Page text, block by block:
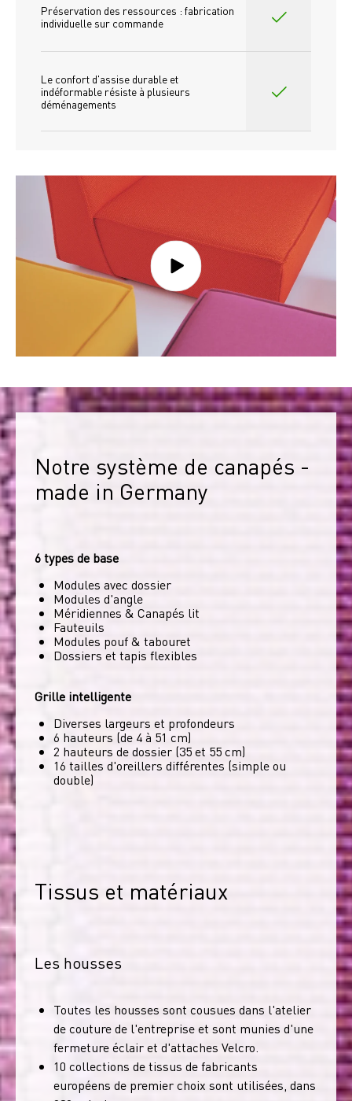
Préservation des ressources : fabrication
individuelle sur commande
Le confort d'assise durable et
indéformable résiste à plusieurs
déménagements
Notre système de canapés -
made in Germany
6 types de base
Modules avec dossier
Modules d'angle
Méridiennes & Canapés lit
Fauteuils
Modules pouf & tabouret
Dossiers et tapis flexibles
Grille intelligente
Diverses largeurs et profondeurs
6 hauteurs (de 4 à 51 cm)
2 hauteurs de dossier (35 et 55 cm)
16 tailles d'oreillers différentes (simple ou
double)
Tissus et matériaux
Les housses
Toutes les housses sont cousues dans l'atelier
de couture de l'entreprise et sont munies d'une
fermeture éclair et d'attaches Velcro.
10 collections de tissus de fabricants
européens de premier choix sont utilisées, dans